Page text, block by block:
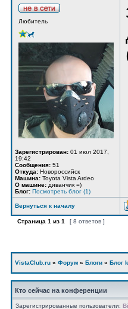
Любитель
Зарегистрирован: 01 июл 2017,
19:42
Сообщения: 51
Откуда: Новороссийск
Машина: Toyota Vista Ardeo
О машине: диванчик =)
Блог: Посмотреть блог (1)
Вернуться к началу
Страница 1 из 1 [ 8 ответов ]
VistaClub.ru » Форум » Блоги » Блог
Кто сейчас на конференции
Зарегистрированные пользователи: